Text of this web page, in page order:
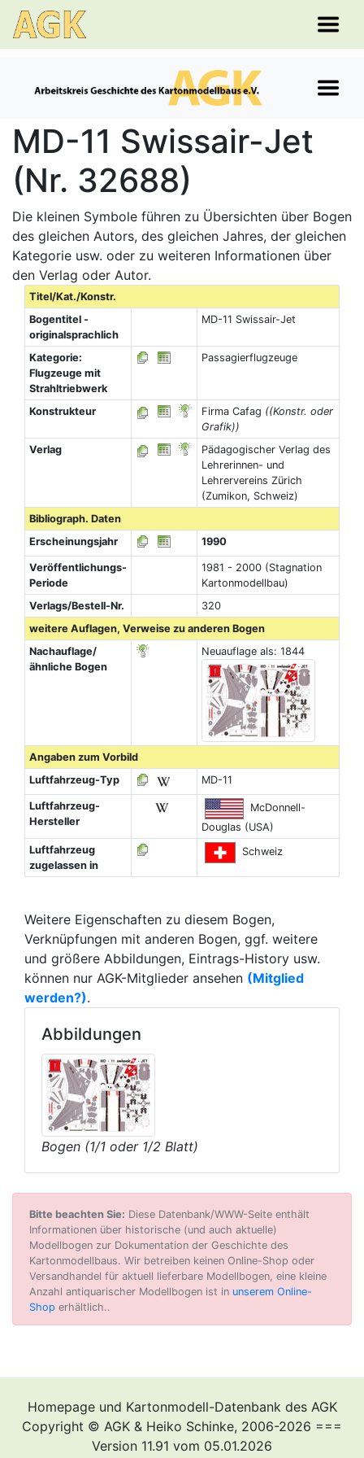
MD-11 Swissair-Jet
(Nr. 32688)
Die kleinen Symbole führen zu Übersichten über Bogen
des gleichen Autors, des gleichen Jahres, der gleichen
Kategorie usw. oder zu weiteren Informationen über
den Verlag oder Autor.
Titel/Kat./Konstr.
Bogentitel -
originalsprachlich
MD-11 Swissair-Jet
Kategorie:
Flugzeuge mit
Strahltriebwerk
Passagierflugzeuge
Konstrukteur Firma Cafag ((Konstr. oder
Grafik))
Verlag
Pädagogischer Verlag des
Lehrerinnen- und
Lehrervereins Zürich
(Zumikon, Schweiz)
Bibliograph. Daten
Erscheinungsjahr
1990
Veröffentlichungs-
Periode
1981 - 2000 (Stagnation
Kartonmodellbau)
Verlags/Bestell-Nr.
320
weitere Auflagen, Verweise zu anderen Bogen
Nachauflage/
ähnliche Bogen
Neuauflage als: 1844
Angaben zum Vorbild
Luftfahrzeug-Typ
MD-11
Luftfahrzeug-
Hersteller
McDonnell-
Douglas (USA)
Luftfahrzeug
zugelassen in
Schweiz
Weitere Eigenschaften zu diesem Bogen,
Verknüpfungen mit anderen Bogen, ggf. weitere
und größere Abbildungen, Eintrags-History usw.
können nur AGK-Mitglieder ansehen (Mitglied
werden?).
Abbildungen
Bogen (1/1 oder 1/2 Blatt)
Bitte beachten Sie: Diese Datenbank/WWW-Seite enthält
Informationen über historische (und auch aktuelle)
Modellbogen zur Dokumentation der Geschichte des
Kartonmodellbaus. Wir betreiben keinen Online-Shop oder
Versandhandel für aktuell lieferbare Modellbogen, eine kleine
Anzahl antiquarischer Modellbogen ist in unserem Online-
Shop erhältlich..
Homepage und Kartonmodell-Datenbank des AGK
Copyright © AGK & Heiko Schinke, 2006-2026 ===
Version 11.91 vom 05.01.2026